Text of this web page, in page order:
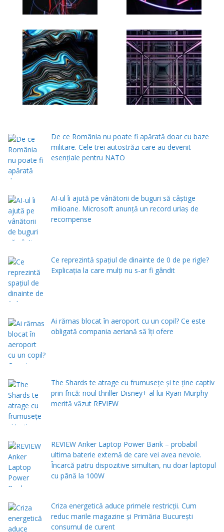
De ce România nu poate fi apărată doar cu baze
militare. Cele trei autostrăzi care au devenit
esențiale pentru NATO
AI-ul îi ajută pe vânătorii de buguri să câștige
milioane. Microsoft anunță un record uriaș de
recompense
Ce reprezintă spaţiul de dinainte de 0 de pe rigle?
Explicaţia la care mulţi nu s-ar fi gândit
Ai rămas blocat în aeroport cu un copil? Ce este
obligată compania aeriană să îți ofere
The Shards te atrage cu frumusețe și te ține captiv
prin frică: noul thriller Disney+ al lui Ryan Murphy
merită văzut REVIEW
REVIEW Anker Laptop Power Bank – probabil
ultima baterie externă de care vei avea nevoie.
Încarcă patru dispozitive simultan, nu doar laptopul
cu până la 100W
Criza energetică aduce primele restricții. Cum
reduc marile magazine și Primăria București
consumul de curent